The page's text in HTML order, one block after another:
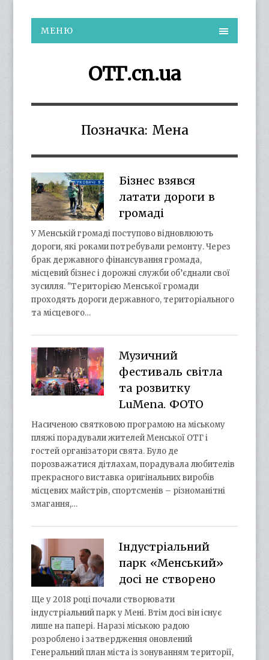
МЕНЮ
ОТГ.cn.ua
Позначка: Мена
Бізнес взявся
латати дороги в
громаді
У Менській громаді поступово відновлюють
дороги, які роками потребували ремонту. Через
брак державного фінансування громада,
місцевий бізнес і дорожні служби об’єднали свої
зусилля. "Територією Менської громади
проходять дороги державного, територіального
та місцевого…
Музичний
фестиваль світла
та розвитку
LuMena. ФОТО
Насиченою святковою програмою на міському
пляжі порадували жителей Менської ОТГ і
гостей організатори свята. Було де
порозважатися дітлахам, порадувала любителів
прекрасного виставка оригінальних виробів
місцевих майстрів, спортсменів – різноманітні
змагання,…
Індустріальний
парк «Менський»
досі не створено
Ще у 2018 році почали створювати
індустріальний парк у Мені. Втім досі він існує
лише на папері. Наразі міською радою
розроблено і затвердження оновлений
Генеральний план міста із зонуванням території,